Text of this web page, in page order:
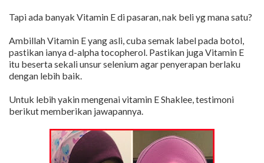
Tapi ada banyak Vitamin E di pasaran, nak beli yg mana satu?
Ambillah Vitamin E yang asli, cuba semak label pada botol,
pastikan ianya d-alpha tocopherol. Pastikan juga Vitamin E
itu beserta sekali unsur selenium agar penyerapan berlaku
dengan lebih baik.
Untuk lebih yakin mengenai vitamin E Shaklee, testimoni
berikut memberikan jawapannya.